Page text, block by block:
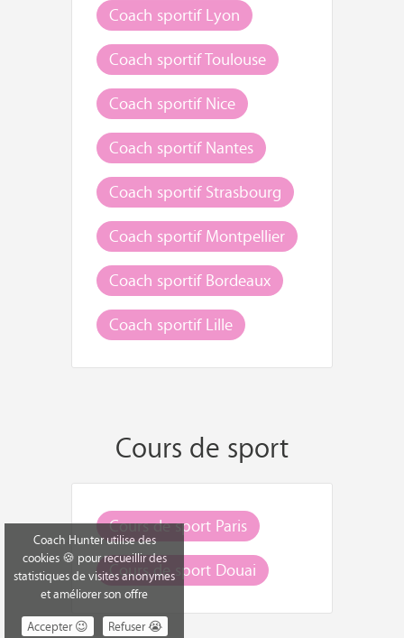
Coach sportif Lyon
Coach sportif Toulouse
Coach sportif Nice
Coach sportif Nantes
Coach sportif Strasbourg
Coach sportif Montpellier
Coach sportif Bordeaux
Coach sportif Lille
Cours de sport
Cours de sport Paris
Cours de sport Douai
Coach Hunter utilise des
cookies 🍪 pour recueillir des
statistiques de visites anonymes
et améliorer son offre
Accepter 😉
Refuser 😭